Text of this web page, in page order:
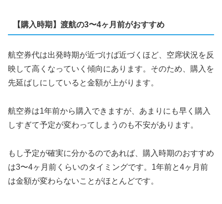
【購入時期】渡航の3〜4ヶ月前がおすすめ
航空券代は出発時期が近づけば近づくほど、空席状況を反
映して高くなっていく傾向にあります。そのため、購入を
先延ばしにしていると金額が上がります。
航空券は1年前から購入できますが、あまりにも早く購入
しすぎて予定が変わってしまうのも不安があります。
もし予定が確実に分かるのであれば、購入時期のおすすめ
は3〜4ヶ月前くらいのタイミングです。1年前と4ヶ月前
は金額が変わらないことがほとんどです。